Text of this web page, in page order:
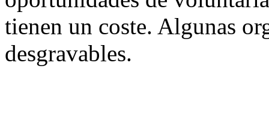
tienen un coste. Algunas
desgravables.